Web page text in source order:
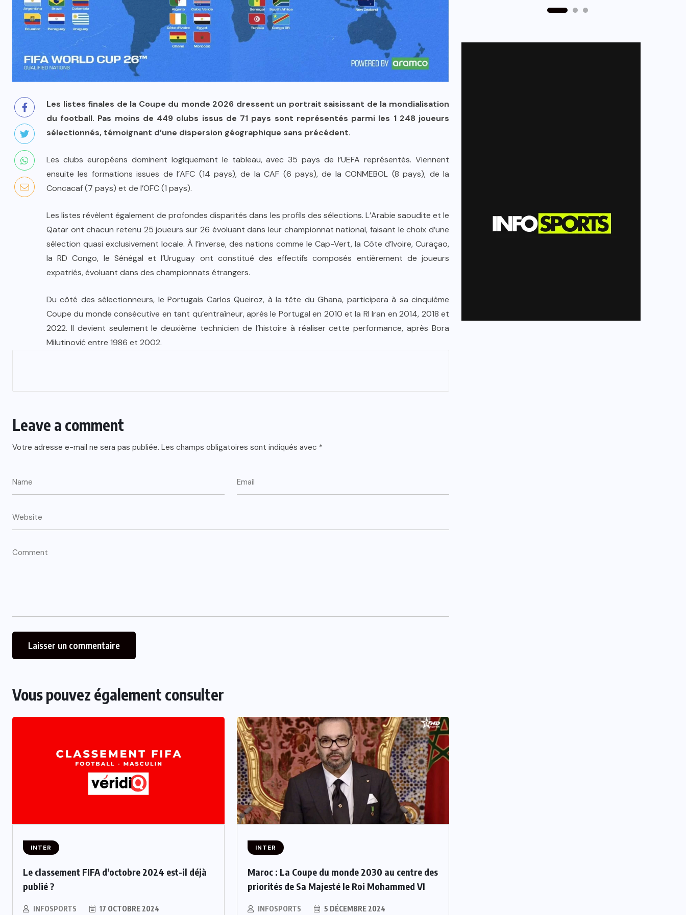
Les listes finales de la Coupe du monde 2026 dressent un portrait saisissant de la mondialisation
du football. Pas moins de 449 clubs issus de 71 pays sont représentés parmi les 1 248 joueurs
sélectionnés, témoignant d’une dispersion géographique sans précédent.
Les clubs européens dominent logiquement le tableau, avec 35 pays de l’UEFA représentés. Viennent
ensuite les formations issues de l’AFC (14 pays), de la CAF (6 pays), de la CONMEBOL (8 pays), de la
Concacaf (7 pays) et de l’OFC (1 pays).
Les listes révèlent également de profondes disparités dans les profils des sélections. L’Arabie saoudite et le
Qatar ont chacun retenu 25 joueurs sur 26 évoluant dans leur championnat national, faisant le choix d’une
sélection quasi exclusivement locale. À l’inverse, des nations comme le Cap-Vert, la Côte d’Ivoire, Curaçao,
la RD Congo, le Sénégal et l’Uruguay ont constitué des effectifs composés entièrement de joueurs
expatriés, évoluant dans des championnats étrangers.
Du côté des sélectionneurs, le Portugais Carlos Queiroz, à la tête du Ghana, participera à sa cinquième
Coupe du monde consécutive en tant qu’entraîneur, après le Portugal en 2010 et la RI Iran en 2014, 2018 et
2022. Il devient seulement le deuxième technicien de l’histoire à réaliser cette performance, après Bora
Milutinović entre 1986 et 2002.
Leave a comment
Votre adresse e-mail ne sera pas publiée. Les champs obligatoires sont indiqués avec *
Vous pouvez également consulter
INTER
Le classement FIFA d’octobre 2024 est-il déjà
publié ?
INFOSPORTS 17 OCTOBRE 2024
INTER
Maroc : La Coupe du monde 2030 au centre des
priorités de Sa Majesté le Roi Mohammed VI
INFOSPORTS 5 DÉCEMBRE 2024